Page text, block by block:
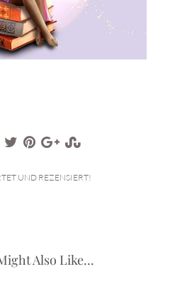
UND REZENSIERT!
Also Like...